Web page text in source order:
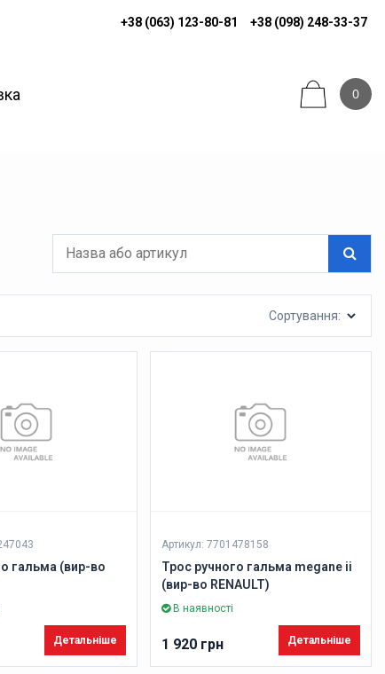
+38 (063) 123-80-81 +38 (098) 248-33-37
0
Сортування:
гальма (вир-во
Детальніше
Артикул: 7701478158
Трос ручного гальма megane ii
(вир-во RENAULT)
В наявності
1 920 грн Детальніше